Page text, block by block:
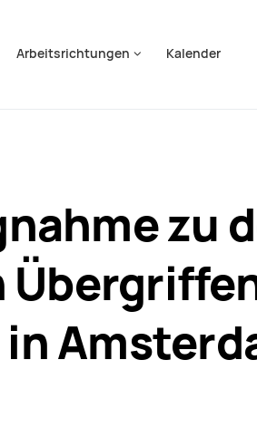
Arbeitsrichtungen Kalender
zu